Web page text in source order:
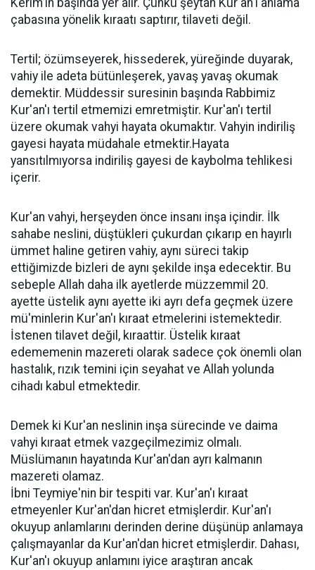
Kerim'in başında yer alır. Çünkü şeytan Kur'an'ı anlama
çabasına yönelik kıraatı saptırır, tilaveti değil.
Tertil; özümseyerek, hissederek, yüreğinde duyarak,
vahiy ile adeta bütünleşerek, yavaş yavaş okumak
demektir. Müddessir suresinin başında Rabbimiz
Kur'an'ı tertil etmemizi emretmiştir. Kur'an'ı tertil
üzere okumak vahyi hayata okumaktır. Vahyin indiriliş
gayesi hayata müdahale etmektir.Hayata
yansıtılmıyorsa indiriliş gayesi de kaybolma tehlikesi
içerir.
Kur'an vahyi, herşeyden önce insanı inşa içindir. İlk
sahabe neslini, düştükleri çukurdan çıkarıp en hayırlı
ümmet haline getiren vahiy, aynı süreci takip
ettiğimizde bizleri de aynı şekilde inşa edecektir. Bu
sebeple Allah daha ilk ayetlerde müzzemmil 20.
ayette üstelik aynı ayette iki ayrı defa geçmek üzere
mü'minlerin Kur'an'ı kıraat etmelerini istemektedir.
İstenen tilavet değil, kıraattir. Üstelik kıraat
edememenin mazereti olarak sadece çok önemli olan
hastalık, rızık temini için seyahat ve Allah yolunda
cihadı kabul etmektedir.
Demek ki Kur'an neslinin inşa sürecinde ve daima
vahyi kıraat etmek vazgeçilmezimiz olmalı.
Müslümanın hayatında Kur'an'dan ayrı kalmanın
mazereti olamaz.
İbni Teymiye'nin bir tespiti var. Kur'an'ı kıraat
etmeyenler Kur'an'dan hicret etmişlerdir. Kur'an'ı
okuyup anlamlarını derinden derine düşünüp anlamaya
çalışmayanlar da Kur'an'dan hicret etmişlerdir. Dahası,
Kur'an'ı okuyup anlamını iyice araştıran ancak